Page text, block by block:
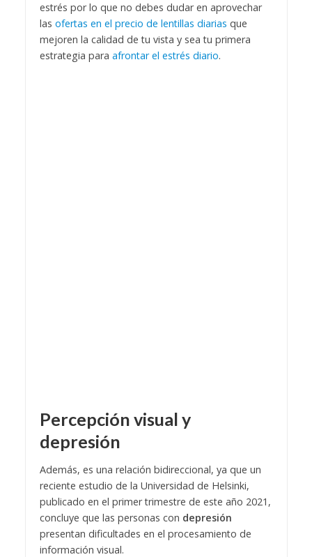
estrés por lo que no debes dudar en aprovechar
las ofertas en el precio de lentillas diarias que
mejoren la calidad de tu vista y sea tu primera
estrategia para afrontar el estrés diario.
Percepción visual y
depresión
Además, es una relación bidireccional, ya que un
reciente estudio de la Universidad de Helsinki,
publicado en el primer trimestre de este año 2021,
concluye que las personas con depresión
presentan dificultades en el procesamiento de
información visual.